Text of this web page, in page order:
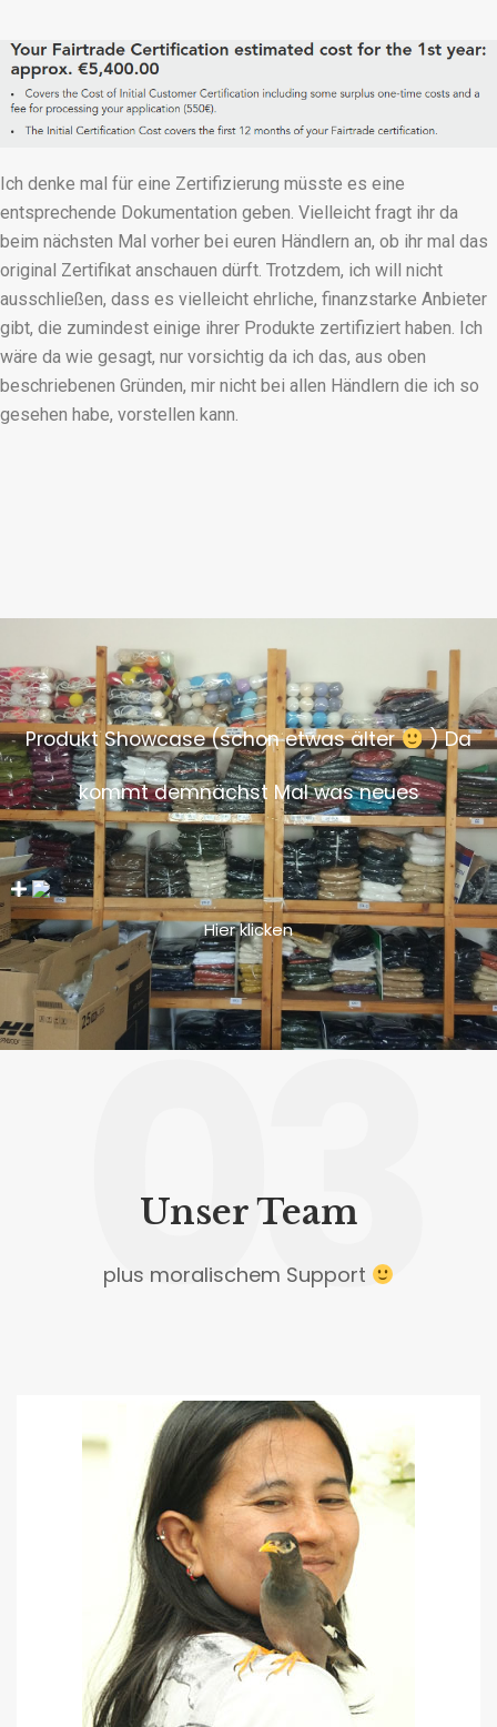
Ich denke mal für eine Zertifizierung müsste es eine
entsprechende Dokumentation geben. Vielleicht fragt ihr da
beim nächsten Mal vorher bei euren Händlern an, ob ihr mal das
original Zertifikat anschauen dürft. Trotzdem, ich will nicht
ausschließen, dass es vielleicht ehrliche, finanzstarke Anbieter
gibt, die zumindest einige ihrer Produkte zertifiziert haben. Ich
wäre da wie gesagt, nur vorsichtig da ich das, aus oben
beschriebenen Gründen, mir nicht bei allen Händlern die ich so
gesehen habe, vorstellen kann.
Produkt Showcase (schon etwas älter
) Da
kommt demnächst Mal was neues
Hier klicken
03
Unser Team
plus moralischem Support